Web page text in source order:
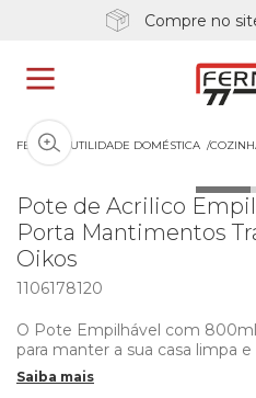
Compre no
FERNET UTILIDADE DOMÉSTICA
Clique na imagem para dar zoom
Pote de Acrilico
Porta Mantimentos
Oikos
1106178120
O Pote Empilhável com
para manter a sua casa limpa
permite o empilhamento dos
maior economia de espaço.
Saiba mais